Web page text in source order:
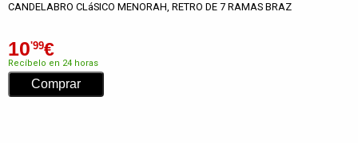
CANDELABRO CLáSICO MENORAH, RETRO DE 7 RAMAS BRAZ
10'99€
Recíbelo en 24 horas